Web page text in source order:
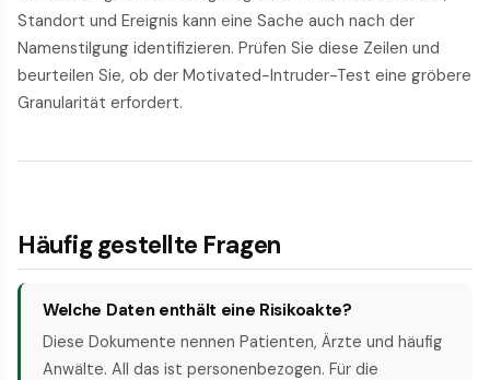
Standort und Ereignis kann eine Sache auch nach der
Namenstilgung identifizieren. Prüfen Sie diese Zeilen und
beurteilen Sie, ob der Motivated-Intruder-Test eine gröbere
Granularität erfordert.
Häufig gestellte Fragen
Welche Daten enthält eine Risikoakte?
Diese Dokumente nennen Patienten, Ärzte und häufig
Anwälte. All das ist personenbezogen. Für die